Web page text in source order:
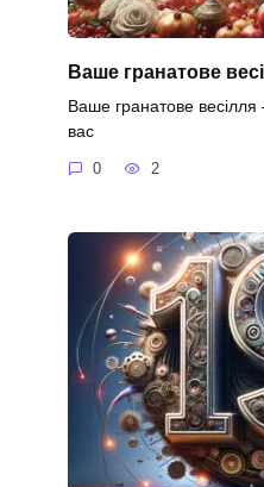
Ваше гранатове
Ваше гранатове
вас
0 2